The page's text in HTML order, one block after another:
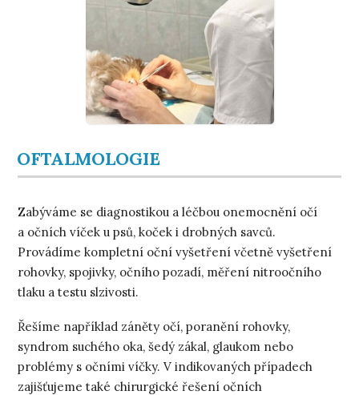
OFTALMOLOGIE
Zabýváme se diagnostikou a léčbou onemocnění očí
a očních víček u psů, koček i drobných savců.
Provádíme kompletní oční vyšetření včetně vyšetření
rohovky, spojivky, očního pozadí, měření nitroočního
tlaku a testu slzivosti.
Řešíme například záněty očí, poranění rohovky,
syndrom suchého oka, šedý zákal, glaukom nebo
problémy s očními víčky. V indikovaných případech
zajišťujeme také chirurgické řešení očních